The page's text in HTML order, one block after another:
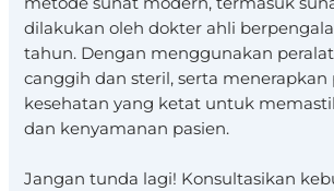
dilakukan oleh dokter ahli
tahun. Dengan menggunakan
canggih dan steril, serta menerapkan
kesehatan yang ketat untuk
dan kenyamanan pasien.
Jangan tunda lagi! Konsultasikan